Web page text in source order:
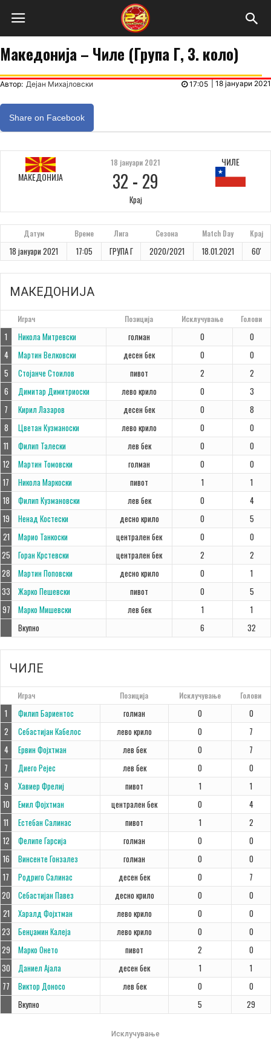
Македонија – Чиле (Група Г, 3. коло)
Автор: Дејан Михајловски 18 јануари 2021
17:05
Share on Facebook
МАКЕДОНИЈА
ЧИЛЕ
18 јануари 2021
32 - 29
Крај
Датум Време Лига Сезона Match Day Крај
18 јануари 2021 17:05 ГРУПА Г 2020/2021 18.01.2021 60'
МАКЕДОНИЈА
Играч Позиција Исклучување Голови
1 Никола Митревски голман 0
0
4
Мартин Велковски десен бек 0
0
5
Стојанче Стоилов пивот 2
2
6
Димитар Димитриоски лево крило 0
3
7
Кирил Лазаров десен бек 0
8
8
Цветан Кузманоски лево крило 0
0
11
Филип Талески лев бек 0
0
12
Мартин Томовски голман 0
0
17
Никола Маркоски пивот 1
1
18
Филип Кузмановски лев бек 0
4
19
Ненад Костески десно крило 0
5
21
Марио Танкоски централен бек 0
0
25
Горан Крстевски централен бек 2
2
28
Мартин Поповски десно крило 0
1
33
Жарко Пешевски пивот 0
5
97
Марко Мишевски лев бек 1
1
Вкупно
6 32
ЧИЛЕ
Играч Позиција Исклучување Голови
1 Филип Бариентос голман 0
0
2
Себастијан Кабелос лево крило 0
7
4
Ервин Фојхтман лев бек 0
7
7
Диего Рејес лев бек 0
0
9
Хавиер Фрелиј пивот 1
1
10
Емил Фојхтман централен бек 0
4
11
Естебан Салинас пивот 1
2
12
Фелипе Гарсија голман 0
0
16
Винсенте Гонзалез голман 0
0
17
Родриго Салинас десен бек 0
7
20
Себастијан Павез десно крило 0
0
21
Харалд Фојхтман лево крило 0
0
23
Бенџамин Калеја лево крило 0
0
29
Марко Онето пивот 2
0
30
Даниел Ајала десен бек 1
1
77
Виктор Доносо лев бек 0
0
Вкупно
5 29
Исклучување